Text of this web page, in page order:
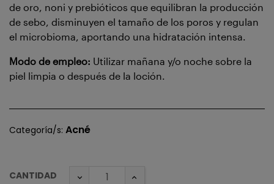
de oro, noni y prebióticos que equilibran la producción
de sebo, disminuyen el tamaño de los poros y regulan
el microbioma, aportando una hidratación intensa.
Modo de empleo: Utilizar mañana y/o noche sobre la
piel limpia o después de la loción.
Categoría/s: Acné
CANTIDAD